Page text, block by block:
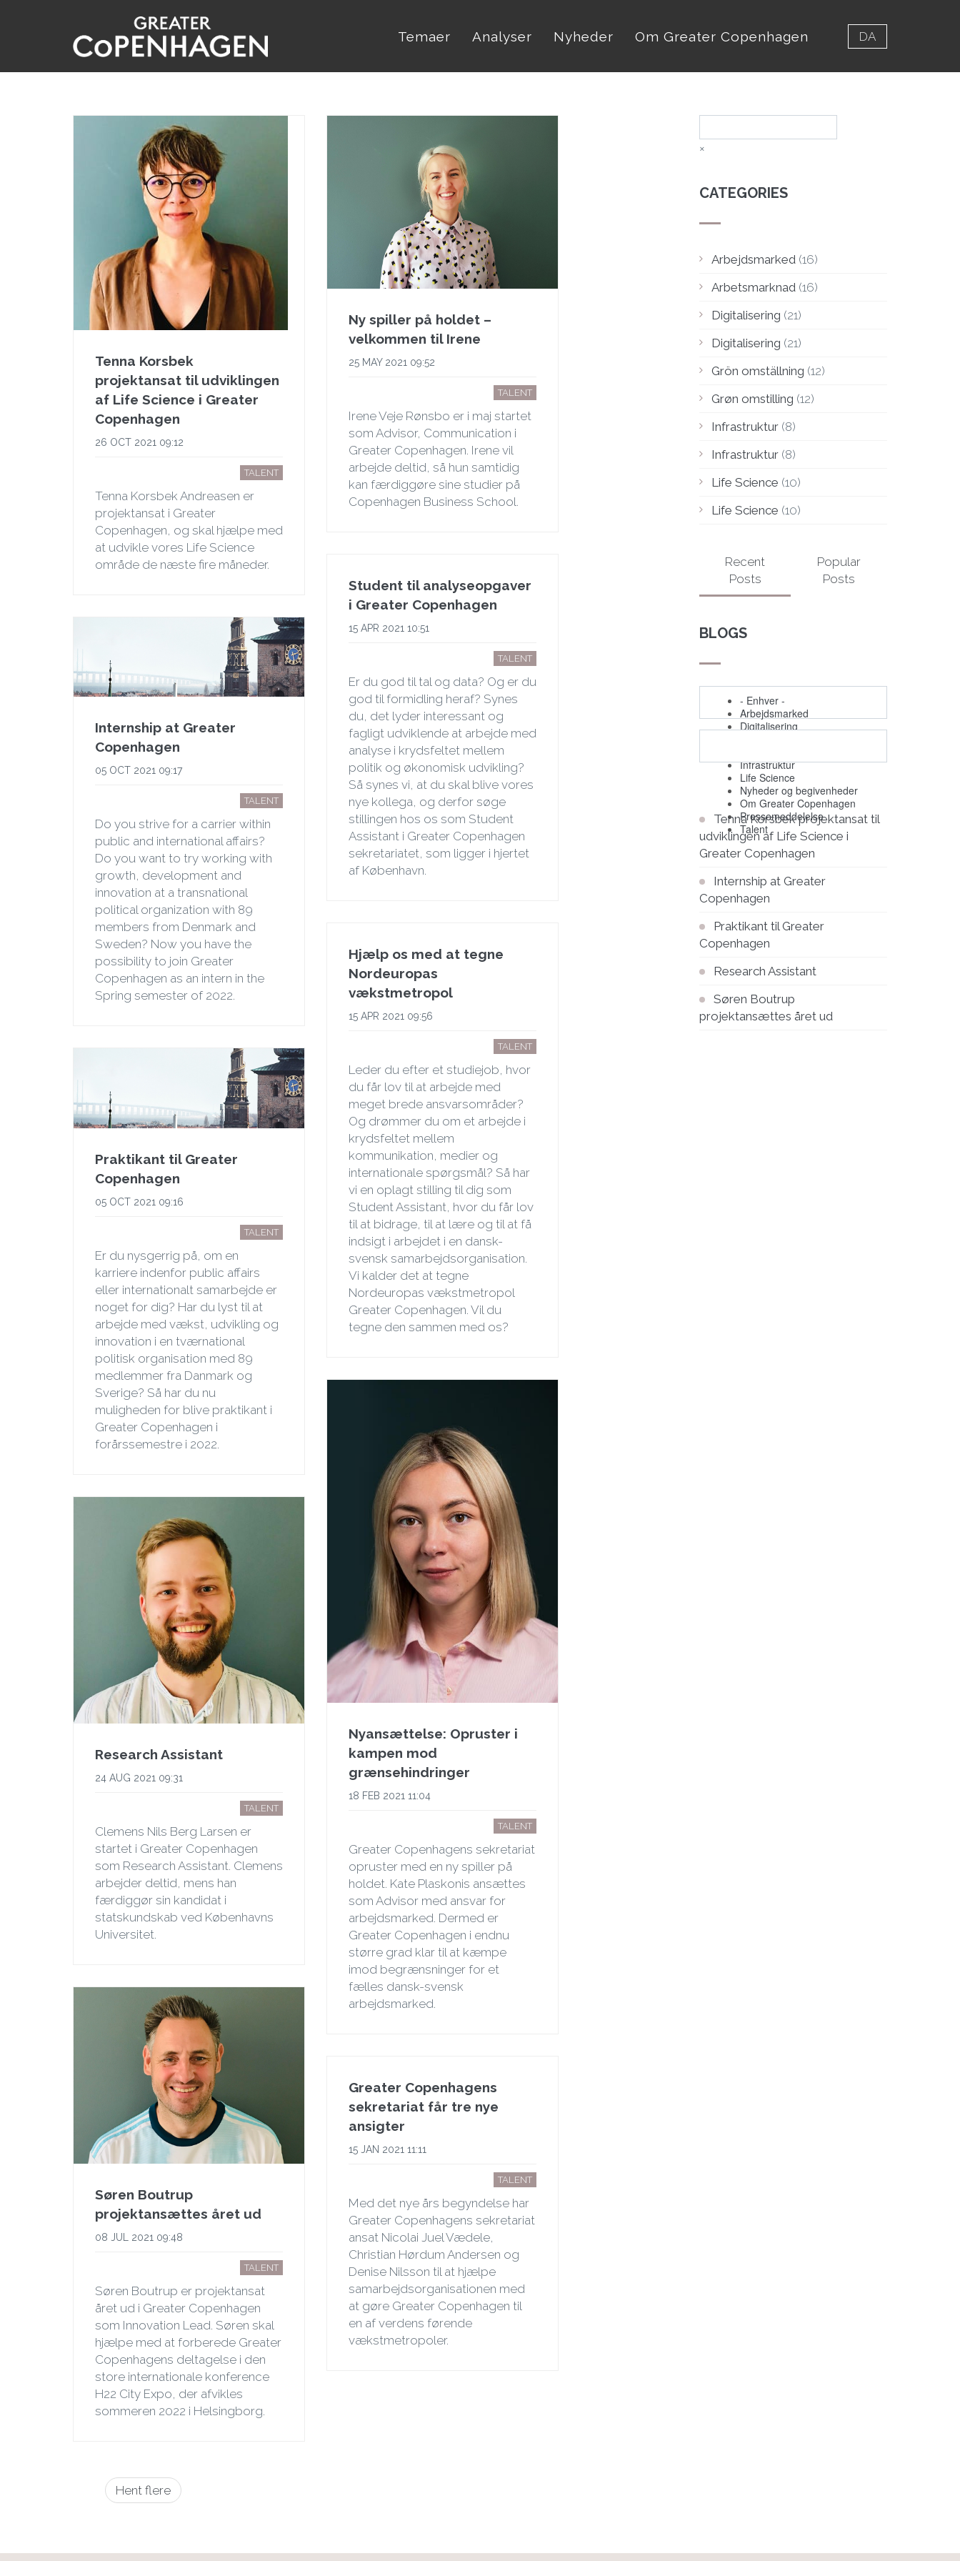
hovedindhold
Temaer Analyser Nyheder Om Greater Copenhagen DA
Tenna Korsbek
projektansat til udviklingen
af Life Science i Greater
Copenhagen
26 OCT 2021 09:12
TALENT
Tenna Korsbek Andreasen er
projektansat i Greater
Copenhagen, og skal hjælpe med
at udvikle vores Life Science
område de næste fire måneder.
Internship at Greater
Copenhagen
05 OCT 2021 09:17
TALENT
Do you strive for a carrier within
public and international affairs?
Do you want to try working with
growth, development and
innovation at a transnational
political organization with 89
members from Denmark and
Sweden? Now you have the
possibility to join Greater
Copenhagen as an intern in the
Spring semester of 2022.
Praktikant til Greater
Copenhagen
05 OCT 2021 09:16
TALENT
Er du nysgerrig på, om en
karriere indenfor public affairs
eller internationalt samarbejde er
noget for dig? Har du lyst til at
arbejde med vækst, udvikling og
innovation i en tværnational
politisk organisation med 89
medlemmer fra Danmark og
Sverige? Så har du nu
muligheden for blive praktikant i
Greater Copenhagen i
forårssemestre i 2022.
Research Assistant
24 AUG 2021 09:31
TALENT
Clemens Nils Berg Larsen er
startet i Greater Copenhagen
som Research Assistant. Clemens
arbejder deltid, mens han
færdiggør sin kandidat i
statskundskab ved Københavns
Universitet.
Søren Boutrup
projektansættes året ud
08 JUL 2021 09:48
TALENT
Søren Boutrup er projektansat
året ud i Greater Copenhagen
som Innovation Lead. Søren skal
hjælpe med at forberede Greater
Copenhagens deltagelse i den
store internationale konference
H22 City Expo, der afvikles
sommeren 2022 i Helsingborg.
Ny spiller på holdet –
velkommen til Irene
25 MAY 2021 09:52
TALENT
Irene Veje Rønsbo er i maj startet
som Advisor, Communication i
Greater Copenhagen. Irene vil
arbejde deltid, så hun samtidig
kan færdiggøre sine studier på
Copenhagen Business School.
Student til analyseopgaver
i Greater Copenhagen
15 APR 2021 10:51
TALENT
Er du god til tal og data? Og er du
god til formidling heraf? Synes
du, det lyder interessant og
fagligt udviklende at arbejde med
analyse i krydsfeltet mellem
politik og økonomisk udvikling?
Så synes vi, at du skal blive vores
nye kollega, og derfor søge
stillingen hos os som Student
Assistant i Greater Copenhagen
sekretariatet, som ligger i hjertet
af København.
Hjælp os med at tegne
Nordeuropas
vækstmetropol
15 APR 2021 09:56
TALENT
Leder du efter et studiejob, hvor
du får lov til at arbejde med
meget brede ansvarsområder?
Og drømmer du om et arbejde i
krydsfeltet mellem
kommunikation, medier og
internationale spørgsmål? Så har
vi en oplagt stilling til dig som
Student Assistant, hvor du får lov
til at bidrage, til at lære og til at få
indsigt i arbejdet i en dansk-
svensk samarbejdsorganisation.
Vi kalder det at tegne
Nordeuropas vækstmetropol
Greater Copenhagen. Vil du
tegne den sammen med os?
Nyansættelse: Opruster i
kampen mod
grænsehindringer
18 FEB 2021 11:04
TALENT
Greater Copenhagens sekretariat
opruster med en ny spiller på
holdet. Kate Plaskonis ansættes
som Advisor med ansvar for
arbejdsmarked. Dermed er
Greater Copenhagen i endnu
større grad klar til at kæmpe
imod begrænsninger for et
fælles dansk-svensk
arbejdsmarked.
Greater Copenhagens
sekretariat får tre nye
ansigter
15 JAN 2021 11:11
TALENT
Med det nye års begyndelse har
Greater Copenhagens sekretariat
ansat Nicolai Juel Vædele,
Christian Hørdum Andersen og
Denise Nilsson til at hjælpe
samarbejdsorganisationen med
at gøre Greater Copenhagen til
en af verdens førende
vækstmetropoler.
Sideinddeling
Hent flere
×
CATEGORIES
Arbejdsmarked (16)
Arbetsmarknad (16)
Digitalisering (21)
Digitalisering (21)
Grön omställning (12)
Grøn omstilling (12)
Infrastruktur (8)
Infrastruktur (8)
Life Science (10)
Life Science (10)
Recent
Posts
Popular
Posts
BLOGS
- Enhver -
Arbejdsmarked
Digitalisering
Infrastruktur
Life Science
Nyheder og begivenheder
Om Greater Copenhagen
Pressemeddelelse
Talent
Tenna Korsbek projektansat til
udviklingen af Life Science i
Greater Copenhagen
Internship at Greater
Copenhagen
Praktikant til Greater
Copenhagen
Research Assistant
Søren Boutrup
projektansættes året ud